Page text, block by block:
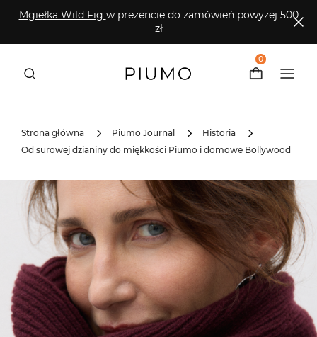
Mgiełka Wild Fig w prezencie do zamówień powyżej 500
zł
0
Strona główna Piumo Journal
Historia
Od surowej dzianiny do miękkości Piumo i domowe Bollywood